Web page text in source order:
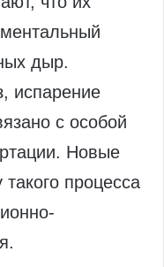
дыр.
испарение
с особой
Новые
процесса